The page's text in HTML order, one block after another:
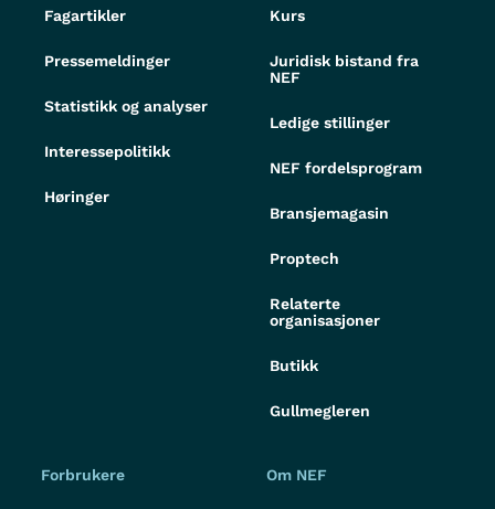
Fagartikler
Pressemeldinger
Statistikk og analyser
Interessepolitikk
Høringer
Kurs
Juridisk bistand fra
NEF
Ledige stillinger
NEF fordelsprogram
Bransjemagasin
Proptech
Relaterte
organisasjoner
Butikk
Gullmegleren
Forbrukere Om NEF